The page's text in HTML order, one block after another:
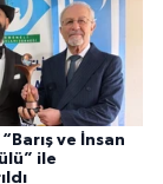
ve İnsan
ile